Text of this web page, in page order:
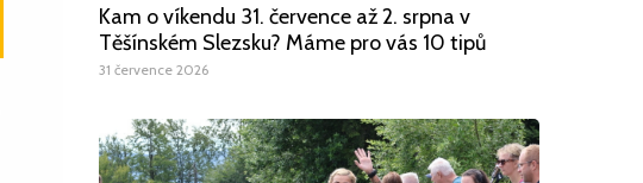
Kam o víkendu 31. července až 2. srpna v
Těšínském Slezsku? Máme pro vás 10 tipů
31 července 2026